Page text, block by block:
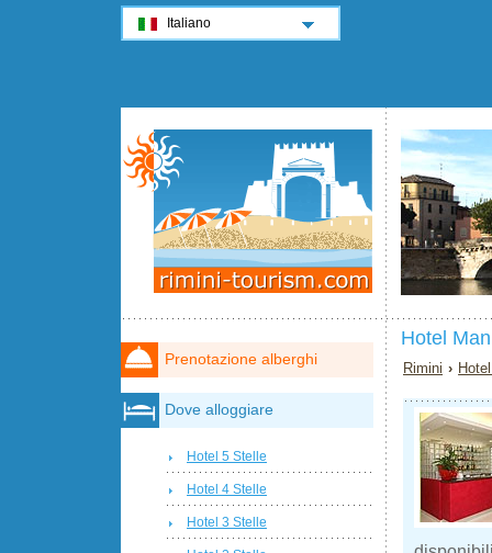
Hotel
Rimini ›
Prenotazione alberghi
Dove alloggiare
Hotel 5 Stelle
Hotel 4 Stelle
Hotel 3 Stelle
Italiano